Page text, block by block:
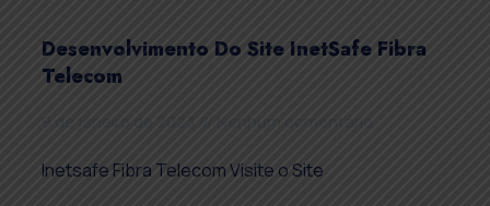
Desenvolvimento Do Site InetSafe Fibra
Telecom
Inetsafe Fibra Telecom Visite o Site